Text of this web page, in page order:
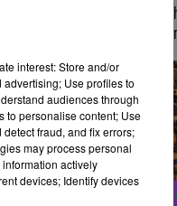
Parcels rend
scène en
interest: Store and/or
Use profiles to
audiences through
to personalise content; Use
fraud, and fix errors;
may process personal
actively
devices; Identify devices